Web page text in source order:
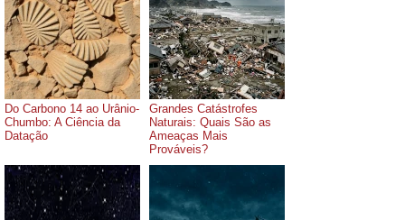
Do Carbono 14 ao Urânio-
Chumbo: A Ciência da
Datação
Grandes Catástrofes
Naturais: Quais São as
Ameaças Mais
Prováveis?